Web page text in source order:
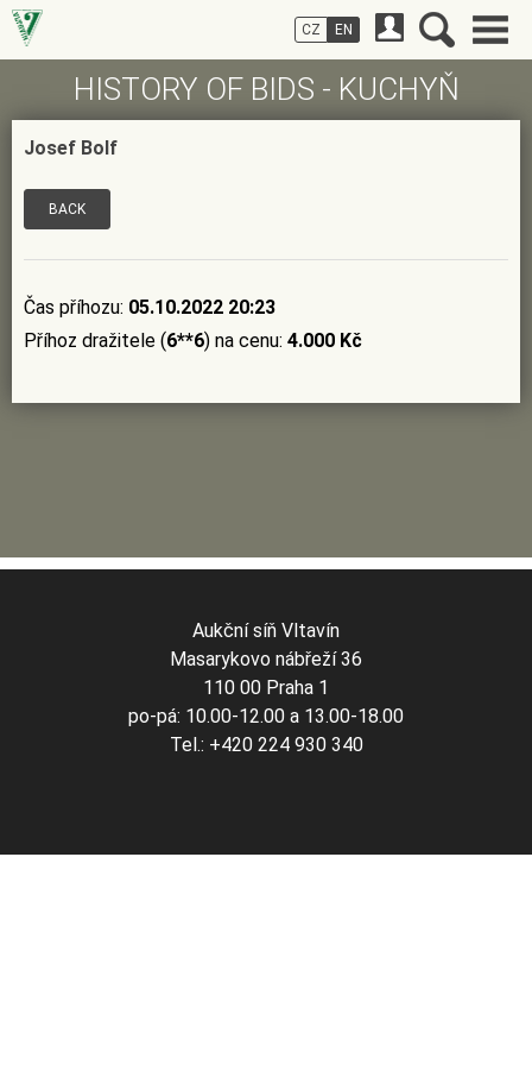
HISTORY OF BIDS - KUCHYŇ
Josef Bolf
BACK
Čas příhozu: 05.10.2022 20:23
Příhoz dražitele (6**6) na cenu: 4.000 Kč
CZ EN
Aukční síň Vltavín
Masarykovo nábřeží 36
110 00 Praha 1
po-pá: 10.00-12.00 a 13.00-18.00
Tel.: +420 224 930 340